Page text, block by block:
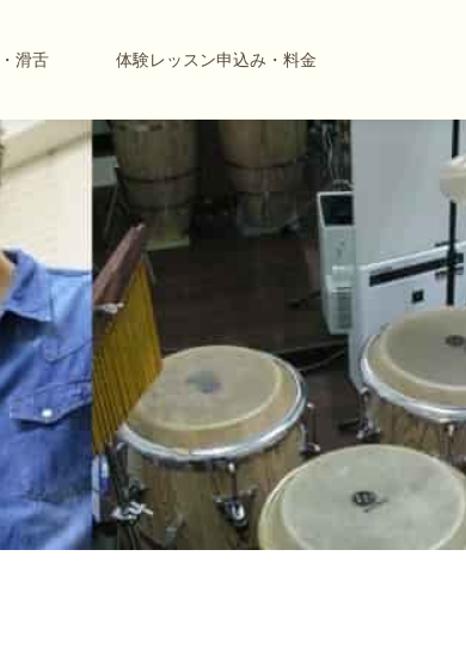
滑舌 体験レッスン申込み・料金